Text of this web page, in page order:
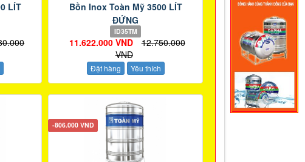
LÍT
Bồn Inox Toàn Mỹ 3500 LÍT
ĐỨNG
ID35TM
11.622.000 VND
12.750.000
VND
Đặt hàng Yêu thích
-806.000 VND